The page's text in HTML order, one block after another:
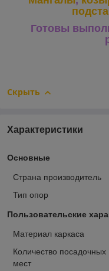
Готовы
Скрыть
Характеристики
Основные
Страна производитель
Тип опор
Пользовательские
Материал каркаса
Количество посадочных
мест